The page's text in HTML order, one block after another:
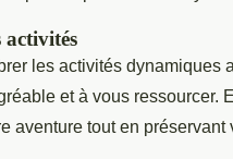
les activités dynamiques
et à vous ressourcer.
aventure tout en préservant